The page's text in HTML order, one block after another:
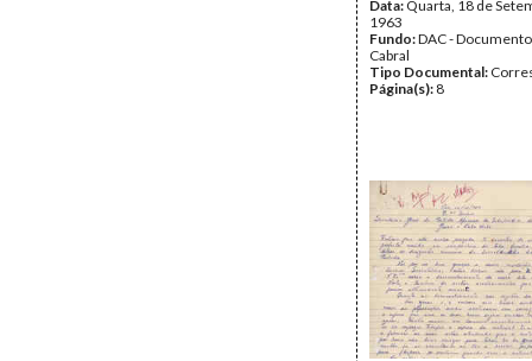
Data: Quarta, 18 de
1963
Fundo:DAC -
Cabral
Tipo Documental:
Página(s): 8